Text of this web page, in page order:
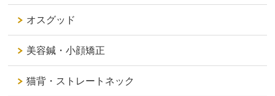
オスグッド
美容鍼・小顔矯正
猫背・ストレートネック